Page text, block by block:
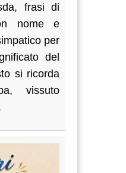
frasi di
nome e
per
del
si ricorda
vissuto